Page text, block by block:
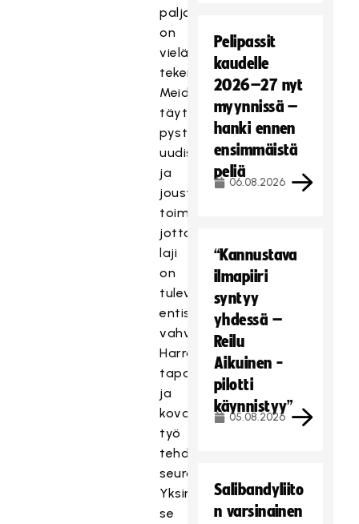
paljon
on
vielä
tekemistä.
Meidän
täytyy
pystyä
uudistamaan
ja
joustavoittamaan
toimintaamme,
jotta
laji
on
tulevaisuudessa
entistä
vahvempi.
Harrastaminen
tapahtuu,
ja
kova
työ
tehdään
seuroissa.
Yksin
se
Pelipassit
kaudelle
2026–27 nyt
myynnissä –
hanki ennen
ensimmäistä
peliä
06.08.2026
“Kannustava
ilmapiiri
syntyy
yhdessä –
Reilu
Aikuinen -
pilotti
käynnistyy”
05.08.2026
Salibandyliito
n varsinainen